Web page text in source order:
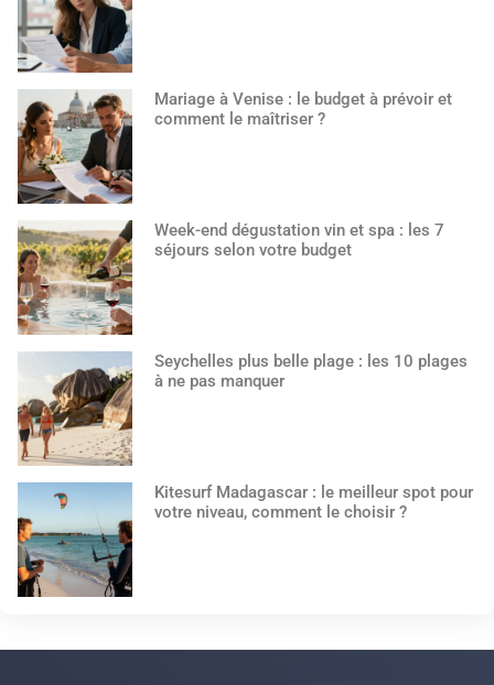
Mariage à Venise : le budget à prévoir et
comment le maîtriser ?
Week-end dégustation vin et spa : les 7
séjours selon votre budget
Seychelles plus belle plage : les 10 plages
à ne pas manquer
Kitesurf Madagascar : le meilleur spot pour
votre niveau, comment le choisir ?